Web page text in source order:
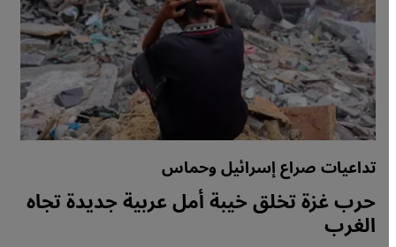
تداعيات صراع إسرائيل وحماس
حرب غزة تخلق خيبة أمل عربية جديدة تجاه
الغرب